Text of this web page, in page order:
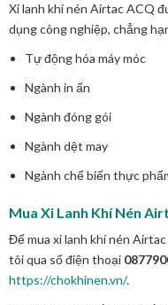
Xi lanh khí nén Airtac ACQ
dụng công nghiệp, chẳng
Tự động hóa máy móc
Ngành in ấn
Ngành đóng gói
Ngành dệt may
Ngành chế biến thực
Mua Xi Lanh Khí Nén
Để mua xi lanh khí nén
tôi qua số điện thoại
https://chokhinen.vn/.